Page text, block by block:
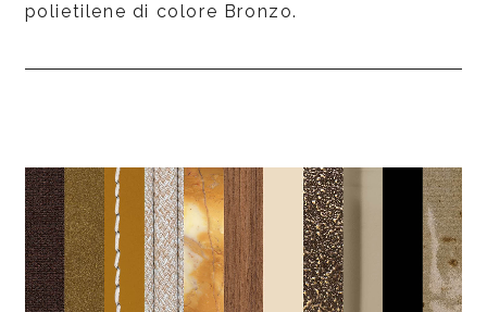
polietilene di colore Bronzo.